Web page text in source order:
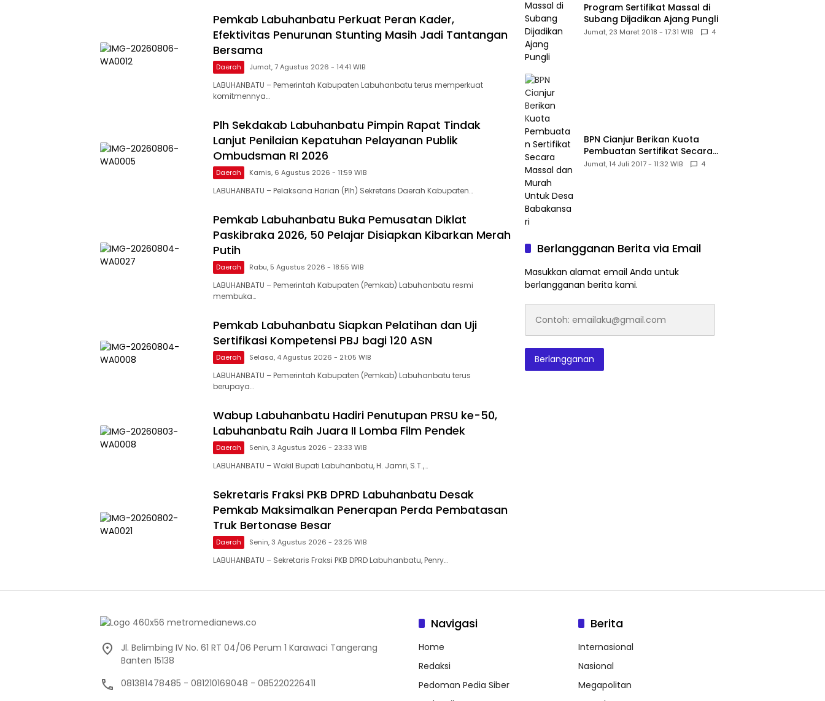
Pemkab Labuhanbatu Perkuat Peran Kader,
Efektivitas Penurunan Stunting Masih Jadi Tantangan
Bersama
Daerah Jumat, 7 Agustus 2026 - 14:41 WIB
LABUHANBATU – Pemerintah Kabupaten Labuhanbatu terus memperkuat
komitmennya…
Plh Sekdakab Labuhanbatu Pimpin Rapat Tindak
Lanjut Penilaian Kepatuhan Pelayanan Publik
Ombudsman RI 2026
Daerah Kamis, 6 Agustus 2026 - 11:59 WIB
LABUHANBATU – Pelaksana Harian (Plh) Sekretaris Daerah Kabupaten…
Pemkab Labuhanbatu Buka Pemusatan Diklat
Paskibraka 2026, 50 Pelajar Disiapkan Kibarkan Merah
Putih
Daerah Rabu, 5 Agustus 2026 - 18:55 WIB
LABUHANBATU – Pemerintah Kabupaten (Pemkab) Labuhanbatu resmi
membuka…
Pemkab Labuhanbatu Siapkan Pelatihan dan Uji
Sertifikasi Kompetensi PBJ bagi 120 ASN
Daerah Selasa, 4 Agustus 2026 - 21:05 WIB
LABUHANBATU – Pemerintah Kabupaten (Pemkab) Labuhanbatu terus
berupaya…
Wabup Labuhanbatu Hadiri Penutupan PRSU ke-50,
Labuhanbatu Raih Juara II Lomba Film Pendek
Daerah Senin, 3 Agustus 2026 - 23:33 WIB
LABUHANBATU – Wakil Bupati Labuhanbatu, H. Jamri, S.T.,…
Sekretaris Fraksi PKB DPRD Labuhanbatu Desak
Pemkab Maksimalkan Penerapan Perda Pembatasan
Truk Bertonase Besar
Daerah Senin, 3 Agustus 2026 - 23:25 WIB
LABUHANBATU – Sekretaris Fraksi PKB DPRD Labuhanbatu, Penry…
Program Sertifikat Massal di
Subang Dijadikan Ajang Pungli
Jumat, 23 Maret 2018 - 17:31 WIB 4
BPN Cianjur Berikan Kuota
Pembuatan Sertifikat Secara
Massal dan Murah Untuk Desa
Jumat, 14 Juli 2017 - 11:32 WIB 4
Berlangganan Berita via Email
Masukkan alamat email Anda untuk
berlangganan berita kami.
emailaku@gmail.com
Berlangganan
Jl. Belimbing IV No. 61 RT 04/06 Perum 1 Karawaci Tangerang
Banten 15138
081381478485 - 081210169048 - 085220226411
Navigasi
Home
Redaksi
Pedoman Pedia Siber
Berita
Internasional
Nasional
Megapolitan